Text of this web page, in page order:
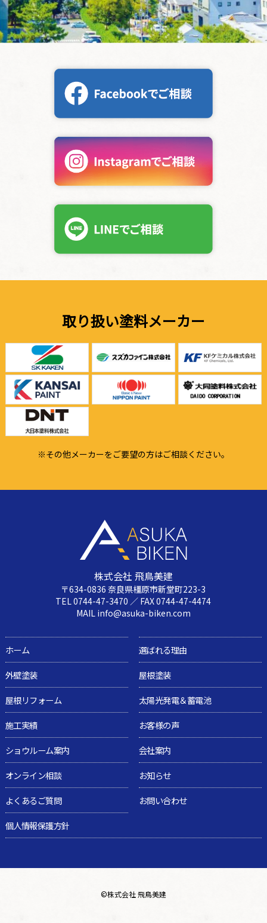
取り扱い塗料メーカー
※その他メーカーをご要望の方はご相談ください。
株式会社 飛鳥美建
〒634-0836 奈良県橿原市新堂町223-3
TEL 0744-47-3470 ／ FAX 0744-47-4474
MAIL info@asuka-biken.com
ホーム
選ばれる理由
外壁塗装
屋根塗装
屋根リフォーム
太陽光発電＆蓄電池
施工実績
お客様の声
ショウルーム案内
会社案内
オンライン相談
お知らせ
よくあるご質問
お問い合わせ
個人情報保護方針
©株式会社 飛鳥美建